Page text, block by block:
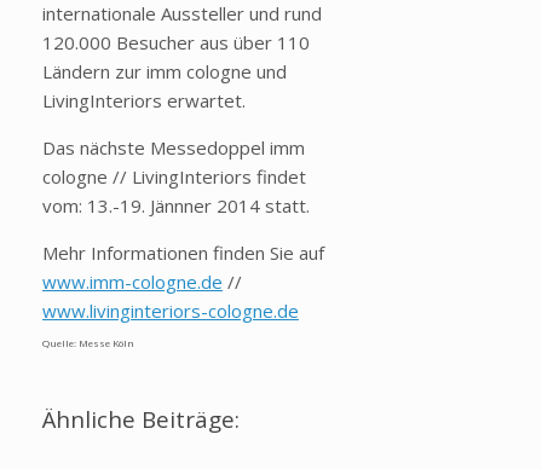
internationale Aussteller und rund
120.000 Besucher aus über 110
Ländern zur imm cologne und
LivingInteriors erwartet.
Das nächste Messedoppel imm
cologne // LivingInteriors findet
vom: 13.-19. Jännner 2014 statt.
Mehr Informationen finden Sie auf
www.imm-cologne.de //
www.livinginteriors-cologne.de
Quelle: Messe Köln
Ähnliche Beiträge: